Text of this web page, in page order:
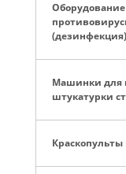
(дезинфекция)
Машинки для
штукатурки
Краскопульты